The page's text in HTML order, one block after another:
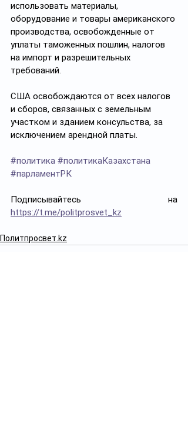
использовать материалы,
оборудование и товары американского
производства, освобожденные от
уплаты таможенных пошлин, налогов
на импорт и разрешительных
требований.
США освобождаются от всех налогов
и сборов, связанных с земельным
участком и зданием консульства, за
исключением арендной платы.
#политика #политикаКазахстана
#парламентРК
https://t.me/politprosvet_kz
Политпросвет.kz